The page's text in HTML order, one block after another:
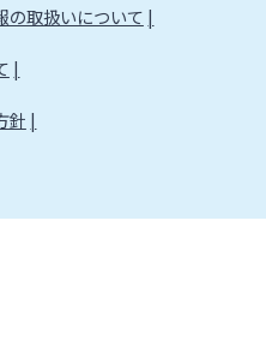
の取扱いについて
針